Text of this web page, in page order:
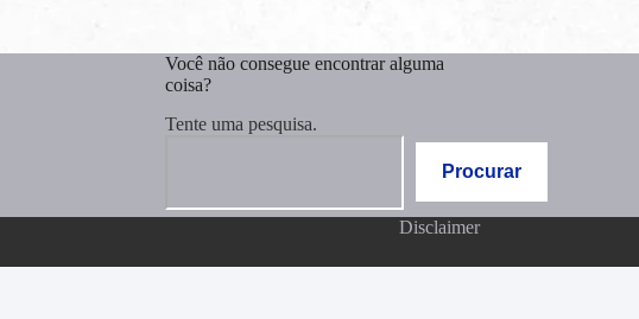
Você não consegue encontrar alguma
coisa?
Tente uma pesquisa.
Procurar
Disclaimer